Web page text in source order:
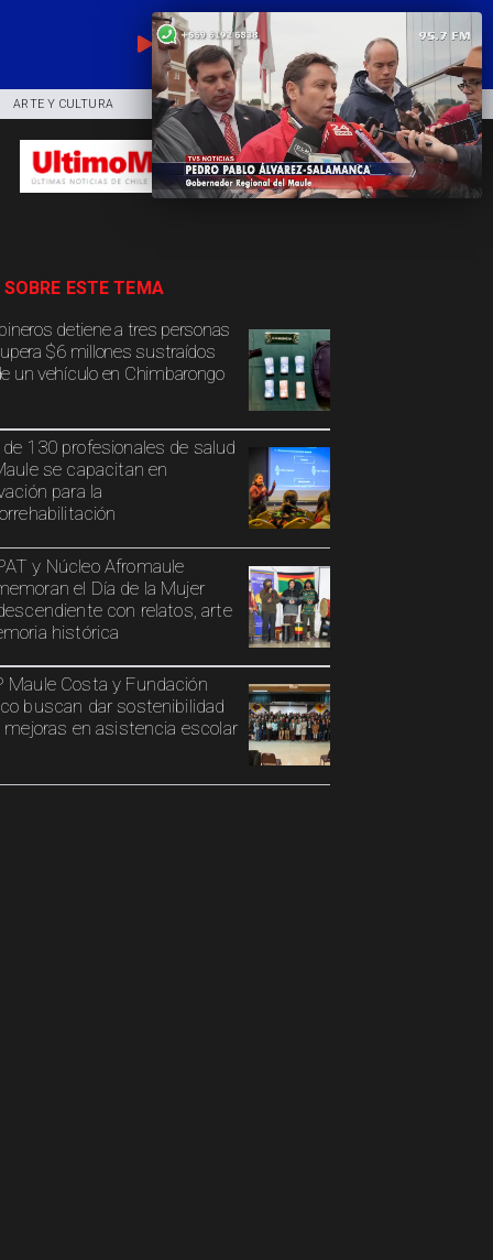
EN VIVO
ARTE Y CULTURA COMUNIDAD DEPORTES
detiene a tres personas
$6 millones sustraídos
un vehículo en Chimbarongo
130 profesionales de salud
se capacitan en
para la
y Núcleo Afromaule
el Día de la Mujer
con relatos, arte
histórica
Maule Costa y Fundación
buscan dar sostenibilidad
mejoras en asistencia escolar
ESTE TEMA